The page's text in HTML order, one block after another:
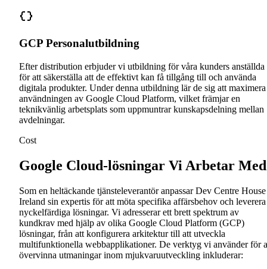
GCP Personalutbildning
Efter distribution erbjuder vi utbildning för våra kunders anställda
för att säkerställa att de effektivt kan få tillgång till och använda
digitala produkter. Under denna utbildning lär de sig att maximera
användningen av Google Cloud Platform, vilket främjar en
teknikvänlig arbetsplats som uppmuntrar kunskapsdelning mellan
avdelningar.
Cost
Google Cloud-lösningar Vi Arbetar Med
Som en heltäckande tjänsteleverantör anpassar Dev Centre House
Ireland sin expertis för att möta specifika affärsbehov och leverera
nyckelfärdiga lösningar. Vi adresserar ett brett spektrum av
kundkrav med hjälp av olika Google Cloud Platform (GCP)
lösningar, från att konfigurera arkitektur till att utveckla
multifunktionella webbapplikationer. De verktyg vi använder för
övervinna utmaningar inom mjukvaruutveckling inkluderar: